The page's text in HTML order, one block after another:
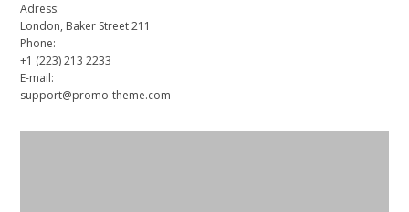
Adress:
London, Baker Street 211
Phone:
+1 (223) 213 2233
E-mail:
support@promo-theme.com